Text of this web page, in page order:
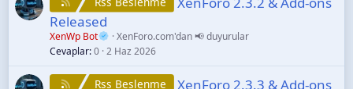
Released
XenWp Bot
XenForo.com'dan 📢 duyurular
Cevaplar 0 2 Haz 2026
Rss Beslenme XenForo 2.3.3 & Add-ons